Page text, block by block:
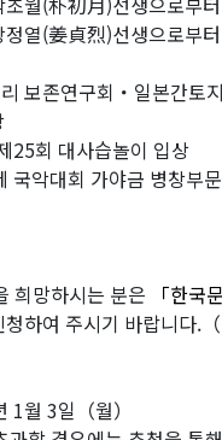
열(姜貞烈)선생으로부
보존연구회・일본간토
25회 대사습놀이 입상
악대회 가야금 병창부
희망하시는 분은
「한국
청하여 주시기 바랍니다.
1월 3일（월）